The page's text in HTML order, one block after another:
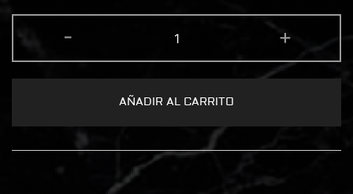
-
CARTUCHO
13
MAGNUM
CURVA
(10
cantidad
+
AÑADIR AL CARRITO